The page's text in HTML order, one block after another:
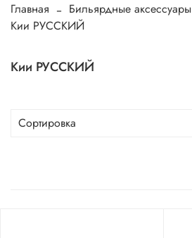
Главная Бильярдные аксессуары
Кии РУССКИЙ
Кии РУССКИЙ